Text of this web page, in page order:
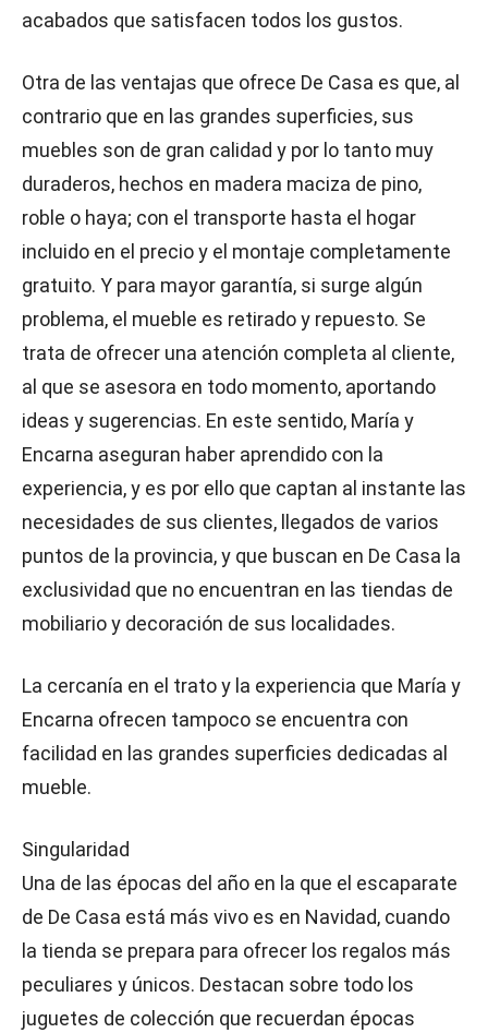
acabados que satisfacen todos los gustos.
Otra de las ventajas que ofrece De Casa es que, al
contrario que en las grandes superficies, sus
muebles son de gran calidad y por lo tanto muy
duraderos, hechos en madera maciza de pino,
roble o haya; con el transporte hasta el hogar
incluido en el precio y el montaje completamente
gratuito. Y para mayor garantía, si surge algún
problema, el mueble es retirado y repuesto. Se
trata de ofrecer una atención completa al cliente,
al que se asesora en todo momento, aportando
ideas y sugerencias. En este sentido, María y
Encarna aseguran haber aprendido con la
experiencia, y es por ello que captan al instante las
necesidades de sus clientes, llegados de varios
puntos de la provincia, y que buscan en De Casa la
exclusividad que no encuentran en las tiendas de
mobiliario y decoración de sus localidades.
La cercanía en el trato y la experiencia que María y
Encarna ofrecen tampoco se encuentra con
facilidad en las grandes superficies dedicadas al
mueble.
Singularidad
Una de las épocas del año en la que el escaparate
de De Casa está más vivo es en Navidad, cuando
la tienda se prepara para ofrecer los regalos más
peculiares y únicos. Destacan sobre todo los
juguetes de colección que recuerdan épocas